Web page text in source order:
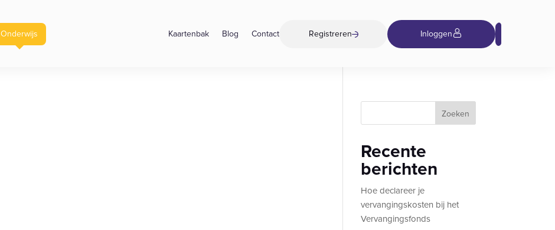
Onderwijs Kaartenbak Blog Contact Registreren Inloggen
Zoeken
Recente
berichten
Hoe declareer je
vervangingskosten bij het
Vervangingsfonds